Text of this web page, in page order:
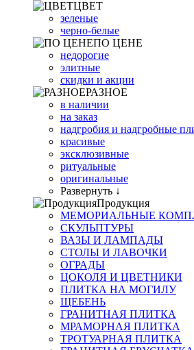
ЦВЕТ
зеленые
черно-белые
ПО ЦЕНЕ
недорогие
элитные
скидки и акции
РАЗНОЕ
в наличии
на заказ
надгробия и надгробные
красивые
эксклюзивные
ритуальные
оригинальные
Развернуть ↓
Продукция
МЕМОРИАЛЬНЫЕ
СКУЛЬПТУРЫ
ВАЗЫ И ЛАМПАДЫ
СТОЛЫ И ЛАВОЧКИ
ОГРАДЫ
ЦОКОЛЯ И ЦВЕТНИКИ
ПЛИТКА НА МОГИЛУ
ЩЕБЕНЬ
ГРАНИТНАЯ ПЛИТКА
МРАМОРНАЯ ПЛИТКА
ТРОТУАРНАЯ ПЛИТКА